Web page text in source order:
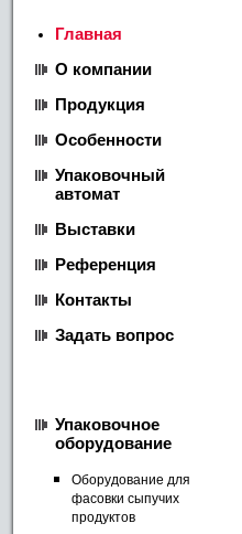
Главная
О компании
Продукция
Особенности
Упаковочный
автомат
Выставки
Референция
Контакты
Задать вопрос
Упаковочное
оборудование
Оборудование для
фасовки сыпучих
продуктов